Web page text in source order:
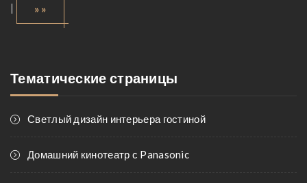
| » »
Тематические страницы
Светлый дизайн интерьера гостиной
Домашний кинотеатр с Panasonic